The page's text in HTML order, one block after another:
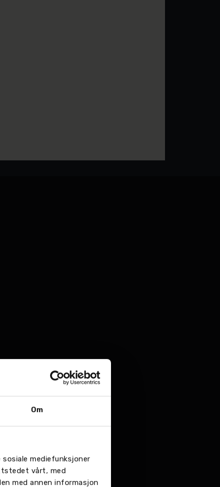
Om
mediefunksjoner
vårt, med
med annen informasjon